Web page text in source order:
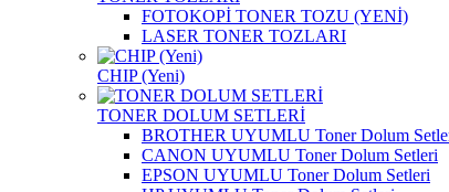
FOTOKOPİ TONER TOZU (YENİ)
LASER TONER TOZLARI
CHIP (Yeni)
TONER DOLUM SETLERİ
BROTHER UYUMLU Toner Dolum
CANON UYUMLU Toner Dolum Setleri
EPSON UYUMLU Toner Dolum Setleri